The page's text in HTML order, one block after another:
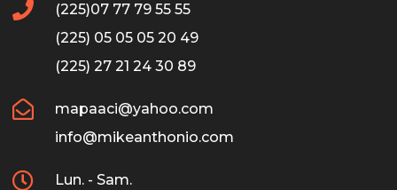
(225)07 77 79 55 55
(225) 05 05 05 20 49
(225) 27 21 24 30 89
mapaaci@yahoo.com
info@mikeanthonio.com
Lun. - Sam.